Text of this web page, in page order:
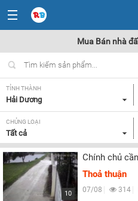
Mua Bán nhà
TỈNH THÀNH
Hải Dương
CHỦNG LOẠI
Tất cả
10
Chính chủ
Thoả thuận
07/08 314